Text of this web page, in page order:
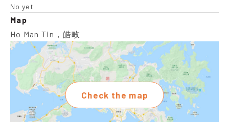
No yet
Map
Ho Man Tin，皓畋
Check the map